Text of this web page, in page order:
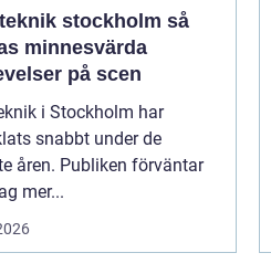
stockholm så
minnesvärda
på scen
i Stockholm har
snabbt under de
åren. Publiken förväntar
mer...